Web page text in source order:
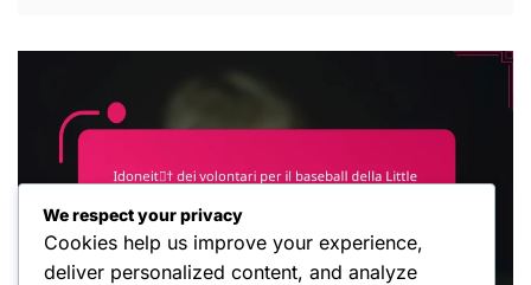
We respect your privacy
Cookies help us improve your experience,
deliver personalized content, and analyze